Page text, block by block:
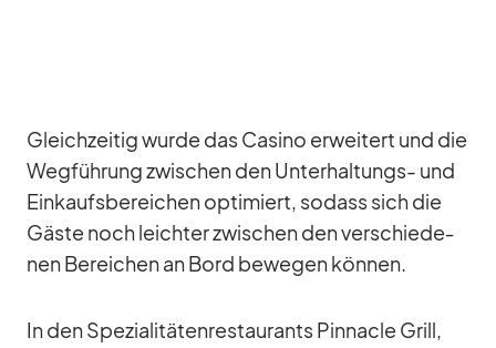
Gleich­zei­tig wurde das Ca­sino er­wei­tert und die
Weg­füh­rung zwi­schen den Un­ter­hal­tungs- und
Ein­kaufs­be­rei­chen op­ti­miert, so­dass sich die
Gäste noch leich­ter zwi­schen den ver­schie­de­
nen Be­rei­chen an Bord be­we­gen kön­nen.
In den Spe­zia­li­tä­ten­re­stau­rants Pin­na­cle Grill,